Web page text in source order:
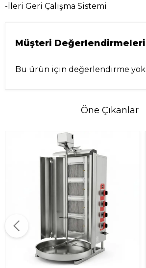
-İleri Geri Çalışma Sistemi
Müşteri Değerlendirmeleri
Bu ürün için değerlendirme yok
Öne Çıkanlar